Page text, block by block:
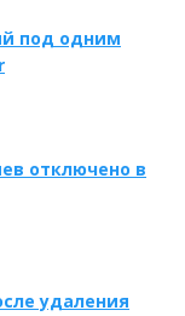
под одним
отключено в
удаления